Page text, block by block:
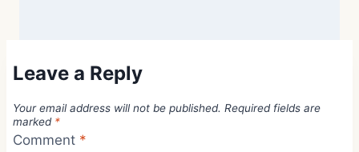
Leave a Reply
Your email address will not be published. Required fields are
marked *
Comment *